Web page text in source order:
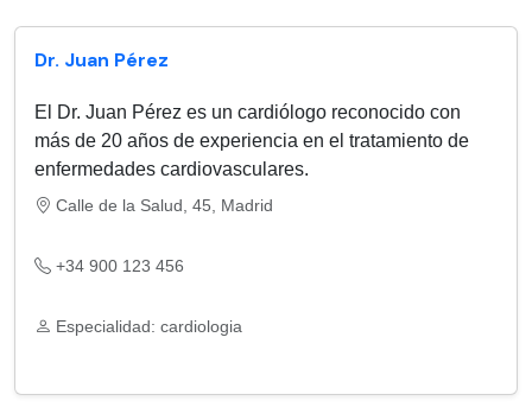
Dr. Juan Pérez
El Dr. Juan Pérez es un cardiólogo reconocido con
más de 20 años de experiencia en el tratamiento de
enfermedades cardiovasculares.
Calle de la Salud, 45, Madrid
+34 900 123 456
Especialidad: cardiologia